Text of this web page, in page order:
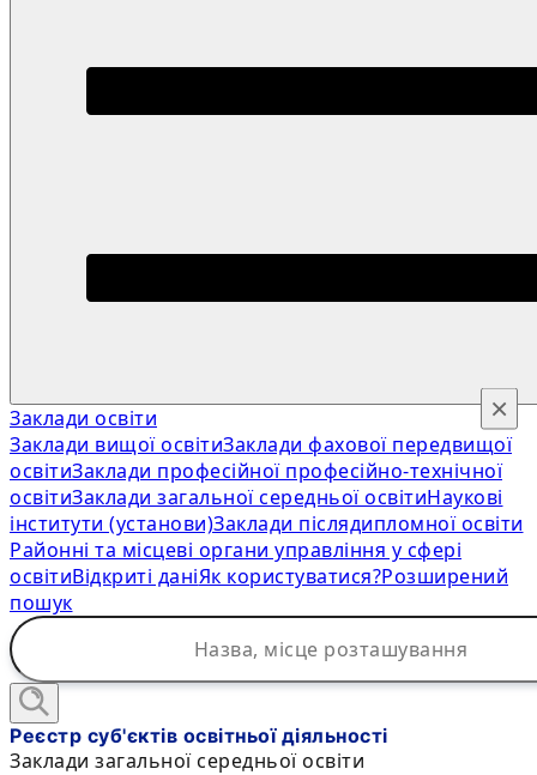
Заклади освіти
Заклади вищої освітиЗаклади фахової передвищої
освітиЗаклади професійної професійно-технічної
освітиЗаклади загальної середньої освітиНаукові
інститути (установи)Заклади післядипломної освіти
Районні та місцеві органи управління у сфері
освітиВідкриті даніЯк користуватися?Розширений
пошук
×
Реєстр суб'єктів освітньої діяльності
Заклади загальної середньої освіти